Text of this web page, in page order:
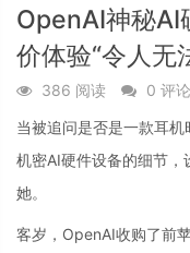
OpenAI神秘AI
价体验“令人无
386 阅读 0 评论
当被追问是否是一款耳
机密AI硬件设备的细节，
她。
客岁，OpenAI收购了前